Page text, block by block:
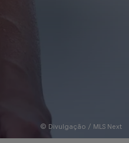
© Divulgação / MLS Next